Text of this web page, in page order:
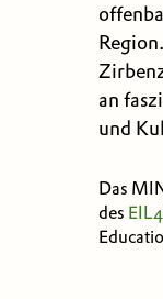
an
und
Das
des